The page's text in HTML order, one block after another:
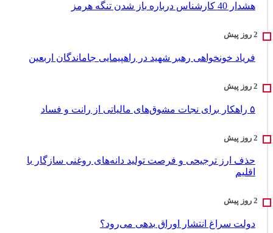
هشدار 40 کارشناس درباره باز شدن تنگه هرمز
فریاد خونخواهی رهبر شهید در راهپیمایی جاماندگان اربعین
۵ راهکار برای نجات مشوق‌های مالیاتی از رانت و فساد
حذف ارز ترجیحی و فرصت تولید دانه‌های روغنی سازگار با
اقلیم
دولت سراغ انتشار اوراق بدهی می‌رود؟